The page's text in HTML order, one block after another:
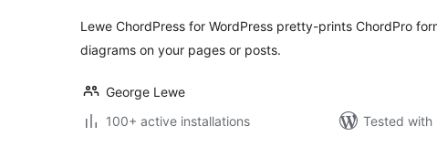
Lewe ChordPress for WordPress pretty-prints ChordPro
diagrams on your pages or posts.
George Lewe
100+ active installations
Tested with